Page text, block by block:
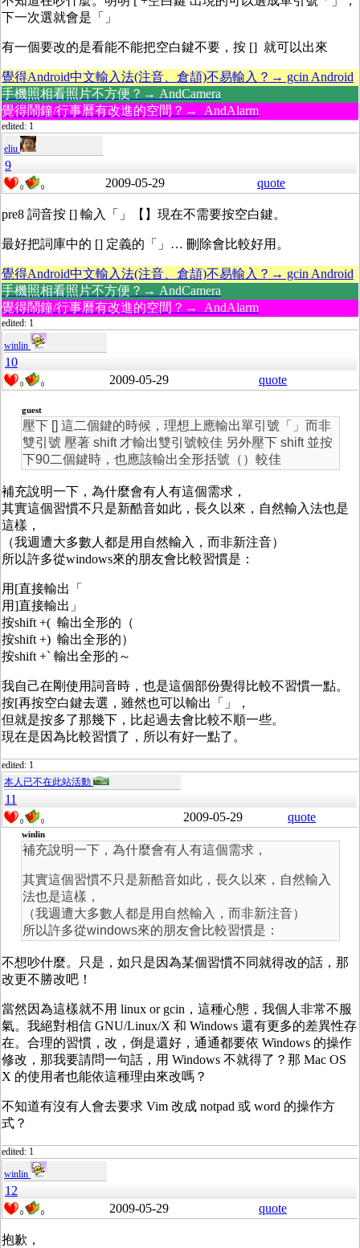
下一次選就會是「」
有一個要改的是看能不能把空白鍵不要，按 [] 就可以出來
覺得Android中文輸入法(注音、倉頡)不易輸入？→ gcin Android
手機照相看照片不方便？→ AndCamera
覺得鬧鐘/行事曆有改進的空間？→ AndAlarm
edited: 1
eliu
9
0 0 2009-05-29 quote
pre8 詞音按 [] 輸入「」【】現在不需要按空白鍵。
最好把詞庫中的 [] 定義的「」… 刪除會比較好用。
覺得Android中文輸入法(注音、倉頡)不易輸入？→ gcin Android
手機照相看照片不方便？→ AndCamera
覺得鬧鐘/行事曆有改進的空間？→ AndAlarm
edited: 1
winlin
10
0 0 2009-05-29 quote
guest
壓下 [] 這二個鍵的時候，理想上應輸出單引號「」而非
雙引號 壓著 shift 才輸出雙引號較佳 另外壓下 shift 並按
下90二個鍵時，也應該輸出全形括號（）較佳
補充說明一下，為什麼會有人有這個需求，
其實這個習慣不只是新酷音如此，長久以來，自然輸入法也是
這樣，
（我週遭大多數人都是用自然輸入，而非新注音）
所以許多從windows來的朋友會比較習慣是：
用[直接輸出「
用]直接輸出」
按shift +( 輸出全形的（
按shift +) 輸出全形的）
按shift +` 輸出全形的～
我自己在剛使用詞音時，也是這個部份覺得比較不習慣一點。
按[再按空白鍵去選，雖然也可以輸出「」，
但就是按多了那幾下，比起過去會比較不順一些。
現在是因為比較習慣了，所以有好一點了。
edited: 1
本人已不在此站活動
11
0 0 2009-05-29 quote
winlin
補充說明一下，為什麼會有人有這個需求，
其實這個習慣不只是新酷音如此，長久以來，自然輸入
法也是這樣，
（我週遭大多數人都是用自然輸入，而非新注音）
所以許多從windows來的朋友會比較習慣是：
不想吵什麼。只是，如只是因為某個習慣不同就得改的話，那
改更不勝改吧！
當然因為這樣就不用 linux or gcin，這種心態，我個人非常不服
氣。我絕對相信 GNU/Linux/X 和 Windows 還有更多的差異性存
在。合理的習慣，改，倒是還好，通通都要依 Windows 的操作
修改，那我要請問一句話，用 Windows 不就得了？那 Mac OS
X 的使用者也能依這種理由來改嗎？
不知道有沒有人會去要求 Vim 改成 notpad 或 word 的操作方
式？
edited: 1
winlin
12
0 0 2009-05-29 quote
抱歉，